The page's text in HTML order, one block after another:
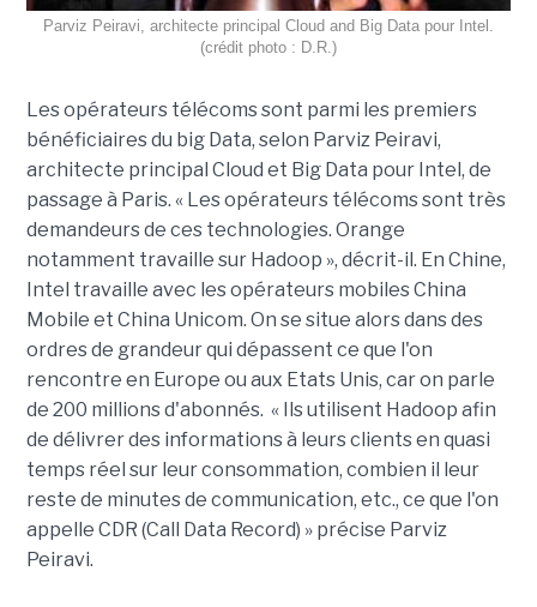
Parviz Peiravi, architecte principal Cloud and Big Data pour Intel.
(crédit photo : D.R.)
Les opérateurs télécoms sont parmi les premiers
bénéficiaires du big Data, selon Parviz Peiravi,
architecte principal Cloud et Big Data pour Intel, de
passage à Paris. « Les opérateurs télécoms sont très
demandeurs de ces technologies. Orange
notamment travaille sur Hadoop », décrit-il. En Chine,
Intel travaille avec les opérateurs mobiles China
Mobile et China Unicom. On se situe alors dans des
ordres de grandeur qui dépassent ce que l'on
rencontre en Europe ou aux Etats Unis, car on parle
de 200 millions d'abonnés. « Ils utilisent Hadoop afin
de délivrer des informations à leurs clients en quasi
temps réel sur leur consommation, combien il leur
reste de minutes de communication, etc., ce que l'on
appelle CDR (Call Data Record) » précise Parviz
Peiravi.